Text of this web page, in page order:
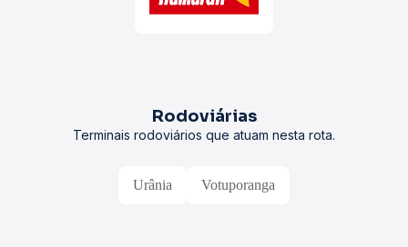
Rodoviárias
Terminais rodoviários que atuam nesta rota.
Urânia Votuporanga